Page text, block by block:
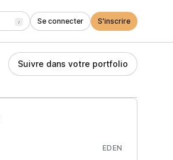
/ Se connecter S'inscrire
Suivre dans votre portfolio
EDEN